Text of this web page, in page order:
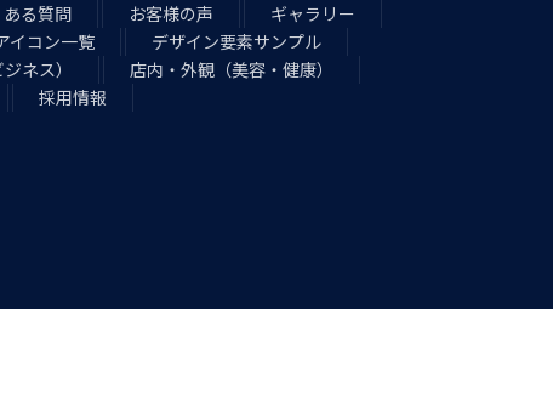
ある質問 お客様の声
ギャラリー
イコン一覧
デザイン要素サンプル
ネス）
店内・外観（美容・健康）
採用情報